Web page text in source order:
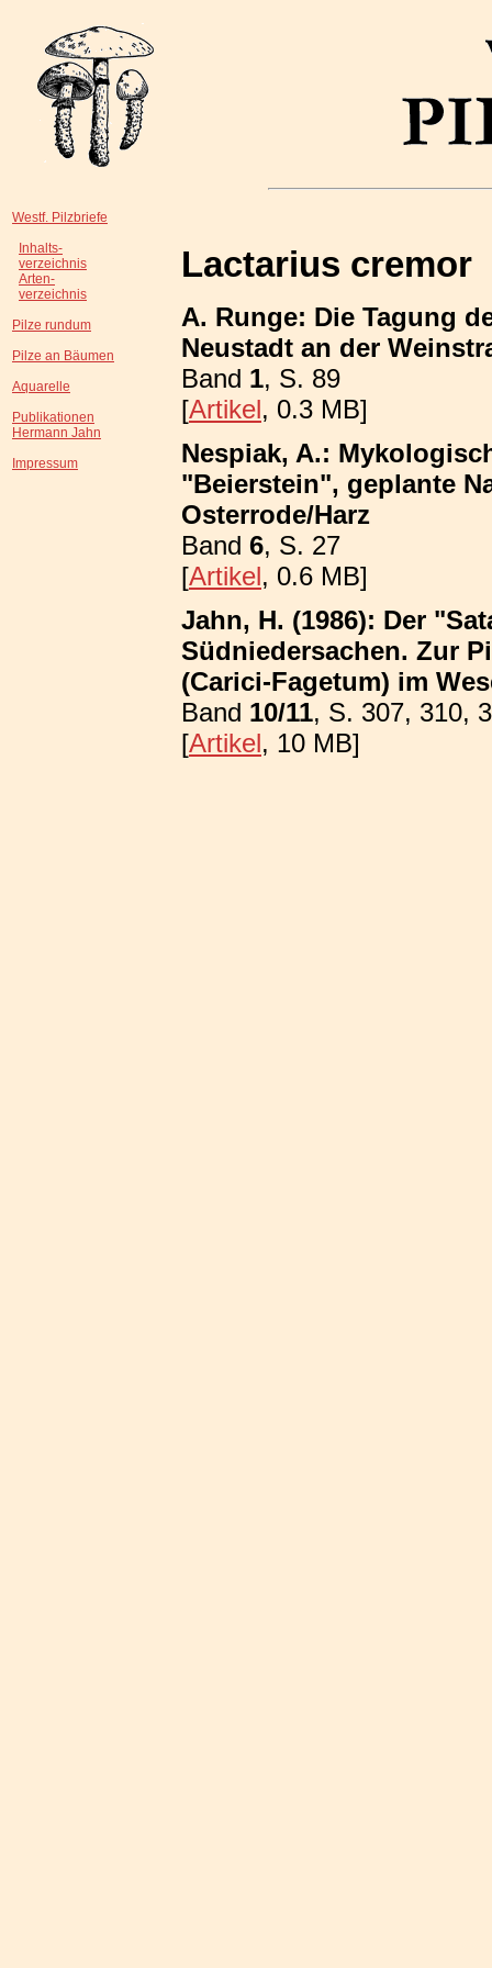
Westf. Pilzbriefe
Inhalts-
verzeichnis
Arten-
verzeichnis
Pilze rundum
Pilze an Bäumen
Aquarelle
Publikationen
Hermann Jahn
Impressum
Lactarius cremor
A. Runge: Die Tagung
Neustadt an der
Band 1, S. 89
[Artikel, 0.3 MB]
Nespiak, A.:
"Beierstein", geplante
Osterrode/Harz
Band 6, S. 27
[Artikel, 0.6 MB]
Jahn, H. (1986): Der
Südniedersachen. Zur
(Carici-Fagetum) im
Band 10/11, S. 307, 310,
[Artikel, 10 MB]